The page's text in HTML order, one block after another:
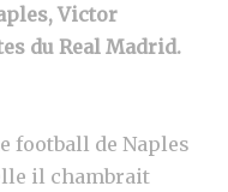
Victor
du Real Madrid.
football de Naples
il chambrait